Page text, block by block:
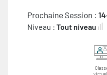
Prochaine Session :
Niveau : Tout niveau